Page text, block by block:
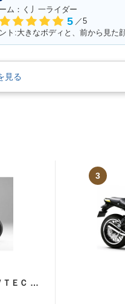
ム：く丿一ライダー
5 ／5
見る
ＣＢ４００Ｓｕｐｅｒ Ｆｏｕｒ ＶＴＥＣ ＳＰＥＣ３
3